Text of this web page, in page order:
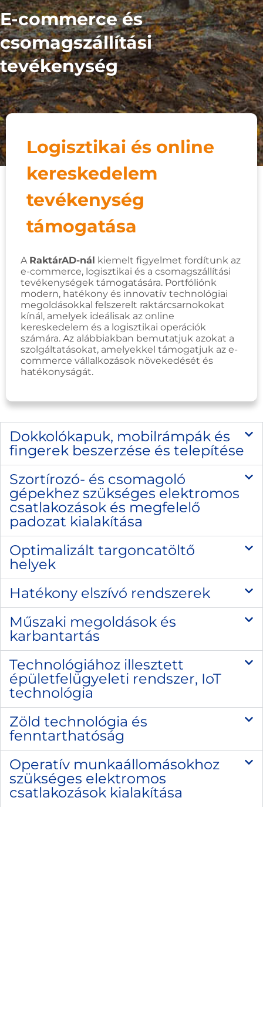
E-commerce és
csomagszállítási
tevékenység
Logisztikai és online
kereskedelem
tevékenység
támogatása
A RaktárAD-nál
kiemelt figyelmet fordítunk az
e-commerce, logisztikai és a csomagszállítási
tevékenységek támogatására. Portfóliónk
modern, hatékony és innovatív technológiai
megoldásokkal felszerelt raktárcsarnokokat
kínál, amelyek ideálisak az online
kereskedelem és a logisztikai operációk
számára. Az alábbiakban bemutatjuk azokat a
szolgáltatásokat, amelyekkel támogatjuk az e-
commerce vállalkozások növekedését és
hatékonyságát.
Dokkolókapuk, mobilrámpák és
fingerek beszerzése és telepítése
Szortírozó- és csomagoló
gépekhez szükséges elektromos
csatlakozások és megfelelő
padozat kialakítása
Optimalizált targoncatöltő
helyek
Hatékony elszívó rendszerek
Műszaki megoldások és
karbantartás
Technológiához illesztett
épületfelügyeleti rendszer, IoT
technológia
Zöld technológia és
fenntarthatóság
Operatív munkaállomásokhoz
szükséges elektromos
csatlakozások kialakítása